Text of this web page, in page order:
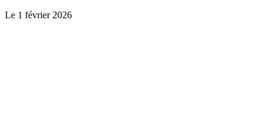
Le 1 février 2026